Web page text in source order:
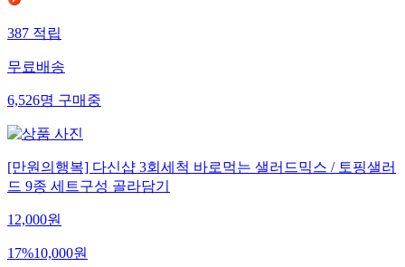
387적립
무료배송
6,526명구매중
[만원의행복] 다신샵 3회세척 바로먹는 샐러드믹스 / 토핑샐러
드 9종 세트구성 골라담기
12,000원
17%10,000원